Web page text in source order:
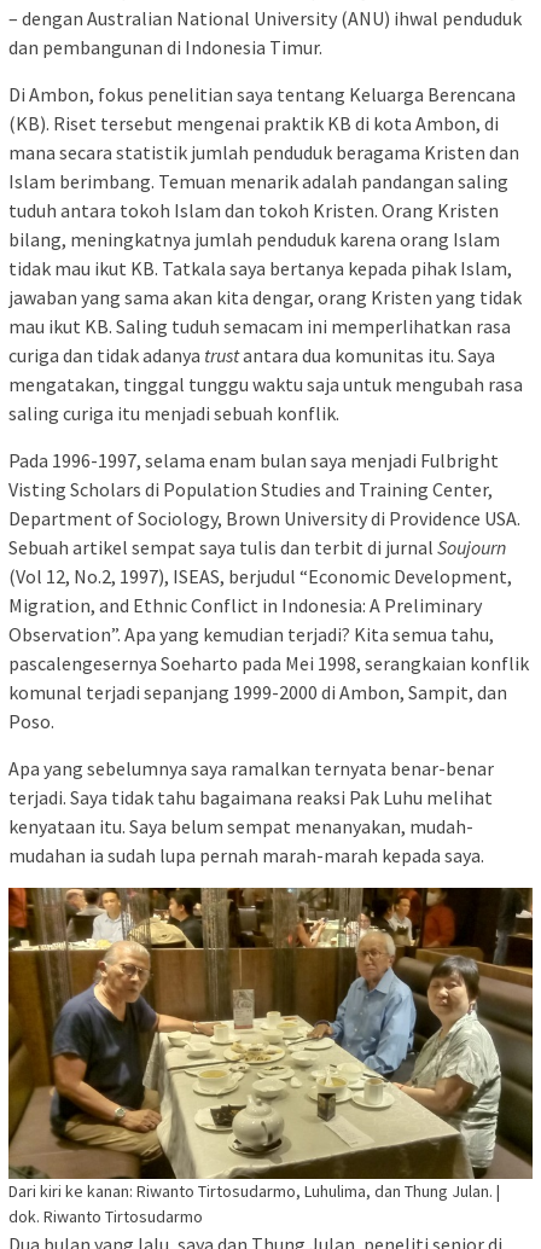
– dengan Australian National University (ANU) ihwal penduduk
dan pembangunan di Indonesia Timur.
Di Ambon, fokus penelitian saya tentang Keluarga Berencana
(KB). Riset tersebut mengenai praktik KB di kota Ambon, di
mana secara statistik jumlah penduduk beragama Kristen dan
Islam berimbang. Temuan menarik adalah pandangan saling
tuduh antara tokoh Islam dan tokoh Kristen. Orang Kristen
bilang, meningkatnya jumlah penduduk karena orang Islam
tidak mau ikut KB. Tatkala saya bertanya kepada pihak Islam,
jawaban yang sama akan kita dengar, orang Kristen yang tidak
mau ikut KB. Saling tuduh semacam ini memperlihatkan rasa
curiga dan tidak adanya trustantara dua komunitas itu. Saya
mengatakan, tinggal tunggu waktu saja untuk mengubah rasa
saling curiga itu menjadi sebuah konflik.
Pada 1996-1997, selama enam bulan saya menjadi Fulbright
Visting Scholars di Population Studies and Training Center,
Department of Sociology, Brown University di Providence USA.
Sebuah artikel sempat saya tulis dan terbit di jurnal Soujourn
(Vol 12, No.2, 1997), ISEAS, berjudul “Economic Development,
Migration, and Ethnic Conflict in Indonesia: A Preliminary
Observation”. Apa yang kemudian terjadi? Kita semua tahu,
pascalengesernya Soeharto pada Mei 1998, serangkaian konflik
komunal terjadi sepanjang 1999-2000 di Ambon, Sampit, dan
Poso.
Apa yang sebelumnya saya ramalkan ternyata benar-benar
terjadi. Saya tidak tahu bagaimana reaksi Pak Luhu melihat
kenyataan itu. Saya belum sempat menanyakan, mudah-
mudahan ia sudah lupa pernah marah-marah kepada saya.
Dari kiri ke kanan: Riwanto Tirtosudarmo, Luhulima, dan Thung Julan. |
dok. Riwanto Tirtosudarmo
Dua bulan yang lalu, saya dan Thung Julan, peneliti senior di